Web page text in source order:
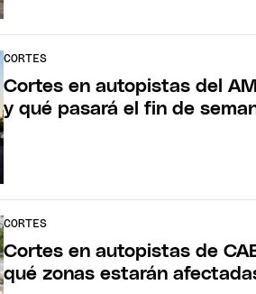
CORTES
Cortes en autopistas del
y qué pasará el fin de
CORTES
Cortes en autopistas de
qué zonas estarán